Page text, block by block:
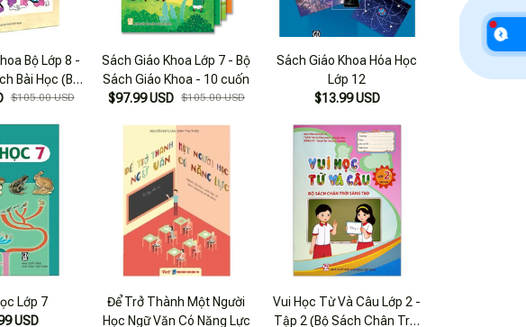
Bộ Lớp 8 -
Bài Học (Bộ
$105.00 USD
Sách Giáo Khoa Lớp 7 - Bộ
Sách Giáo Khoa - 10 cuốn
$97.99 USD $105.00 USD
Sách Giáo Khoa Hóa Học
Lớp 12
$13.99 USD
Lớp 7
USD
Để Trở Thành Một Người
Học Ngữ Văn Có Năng Lực
Vui Học Từ Và Câu Lớp 2 -
Tập 2 (Bộ Sách Chân Trời